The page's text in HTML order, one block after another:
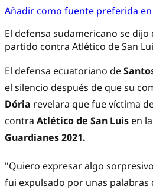
Añadir como fuente preferida
El defensa sudamericano se
partido contra Atlético de San
El defensa ecuatoriano de
el silencio después de que su
Dória revelara que fue víctima
contra Atlético de San Luis en
Guardianes 2021.
"Quiero expresar algo
fui expulsado por unas palabras